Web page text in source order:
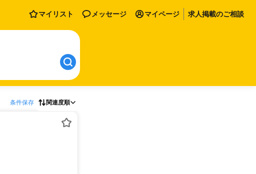
マイリスト メッセージ マイページ 求人掲載のご相談
条件保存 関連度順